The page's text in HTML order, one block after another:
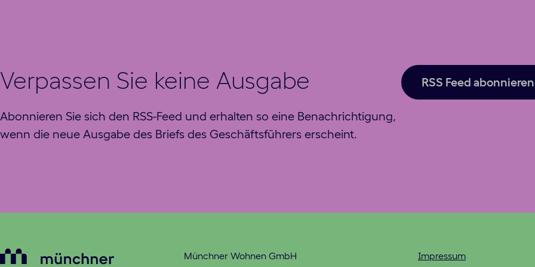
Verpassen Sie keine Ausgabe
Abonnieren Sie sich den RSS-Feed und erhalten so eine Benachrichtigung,
wenn die neue Ausgabe des Briefs des Geschäftsführers erscheint.
RSS Feed abonnieren
Münchner Wohnen GmbH
Impressum